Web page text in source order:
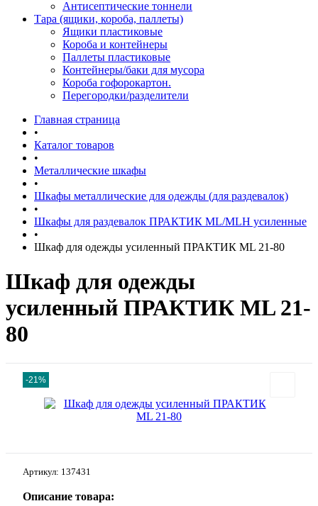
Антисептические тоннели
Тара (ящики, короба, паллеты)
Ящики пластиковые
Короба и контейнеры
Паллеты пластиковые
Контейнеры/баки для мусора
Короба гофорокартон.
Перегородки/разделители
Главная страница
•
Каталог товаров
•
Металлические шкафы
•
Шкафы металлические для одежды (для раздевалок)
•
Шкафы для раздевалок ПРАКТИК ML/MLH усиленные
•
Шкаф для одежды усиленный ПРАКТИК ML 21-80
Шкаф для одежды
усиленный ПРАКТИК ML 21-
80
-21%
Артикул: 137431
Описание товара: